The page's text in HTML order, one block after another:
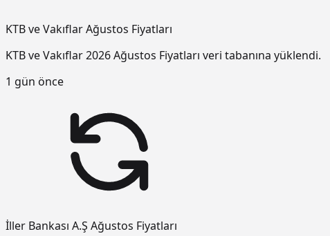
KTB ve Vakıflar Ağustos Fiyatları
KTB ve Vakıflar 2026 Ağustos Fiyatları veri tabanına yüklendi.
1 gün önce
İller Bankası A.Ş Ağustos Fiyatları